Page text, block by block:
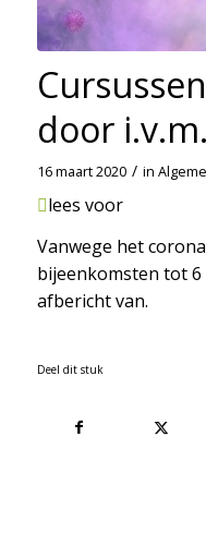
door
16 maart 2020 / in
lees voor
Vanwege het
bijeenkomsten tot
afbericht van.
Deel dit stuk